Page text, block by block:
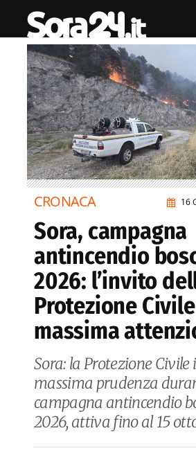
16
CRONACA
Sora, campagna
antincendio
2026: l’invito
Protezione
massima
Sora: la Protezione
massima prudenza
campagna antincendio
2026, attiva fino al 15